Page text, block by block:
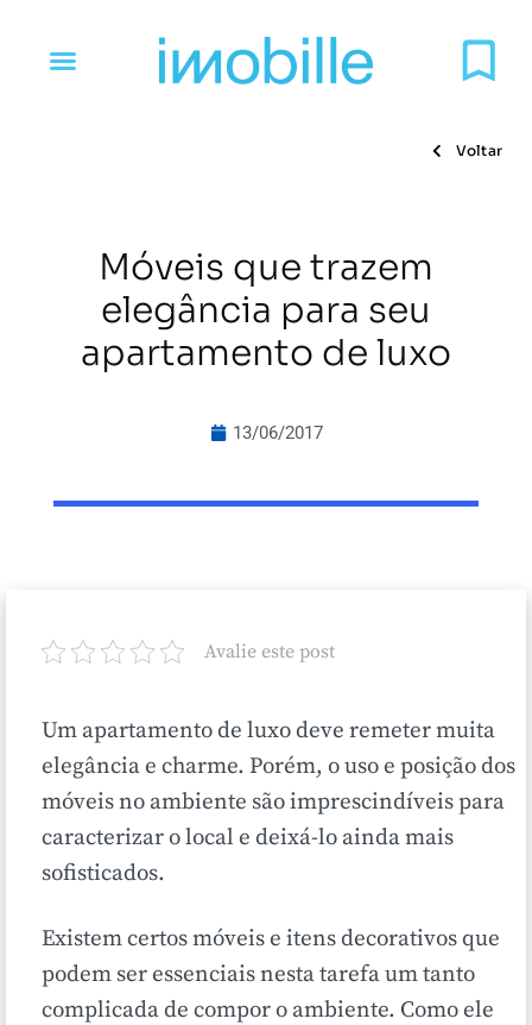
Voltar
Móveis que trazem
elegância para seu
apartamento de luxo
13/06/2017
Avalie este post
Um apartamento de luxo deve remeter muita
elegância e charme. Porém, o uso e posição dos
móveis no ambiente são imprescindíveis para
caracterizar o local e deixá-lo ainda mais
sofisticados.
Existem certos móveis e itens decorativos que
podem ser essenciais nesta tarefa um tanto
complicada de compor o ambiente. Como ele